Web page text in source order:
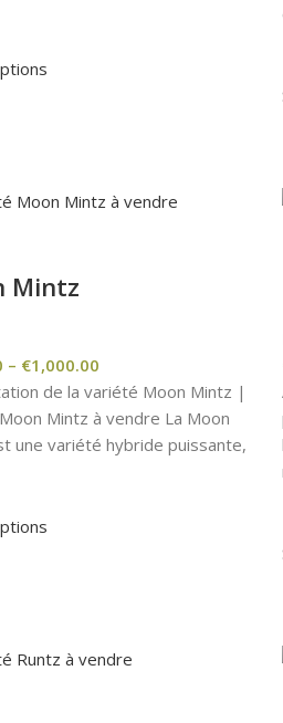
Mintz
– €1,000.00
de la variété Moon Mintz |
Mintz à vendre La Moon
une variété hybride puissante,